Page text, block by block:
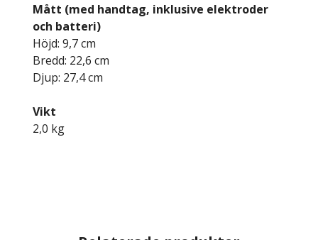
Mått (med handtag, inklusive elektroder
och batteri)
Höjd: 9,7 cm
Bredd: 22,6 cm
Djup: 27,4 cm
Vikt
2,0 kg